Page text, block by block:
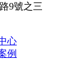
9號之三
心
例